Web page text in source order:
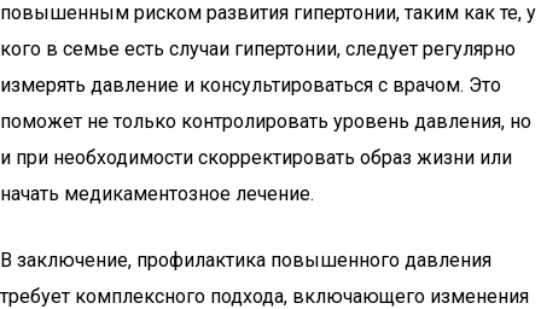
повышенным риском развития гипертонии, таким как те, у
кого в семье есть случаи гипертонии, следует регулярно
измерять давление и консультироваться с врачом. Это
поможет не только контролировать уровень давления, но
и при необходимости скорректировать образ жизни или
начать медикаментозное лечение.
В заключение, профилактика повышенного давления
требует комплексного подхода, включающего изменения